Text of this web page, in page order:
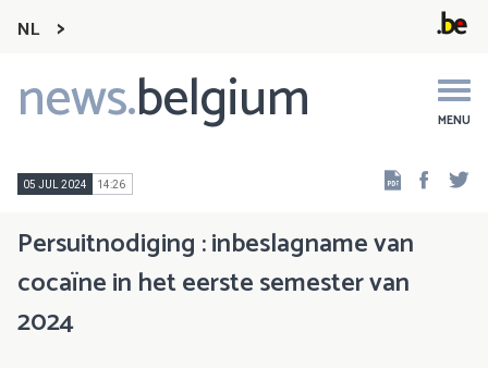
NL
news.belgium MENU
Main
navigation
05 JUL 2024 14:26
Persuitnodiging : inbeslagname van
cocaïne in het eerste semester van
2024